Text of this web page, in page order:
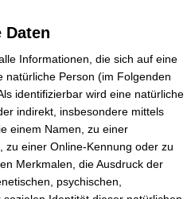
Daten
Informationen, die sich auf eine
natürliche Person (im Folgenden
identifizierbar wird eine natürliche
indirekt, insbesondere mittels
einem Namen, zu einer
zu einer Online-Kennung oder zu
Merkmalen, die Ausdruck der
psychischen,